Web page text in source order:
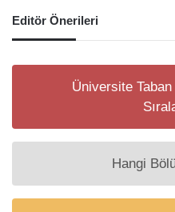
Editör Önerileri
Üniversite Taban
Hangi